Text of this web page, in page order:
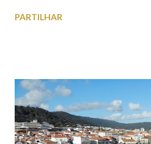
aproveite a paisagem como cenário
PARTILHAR